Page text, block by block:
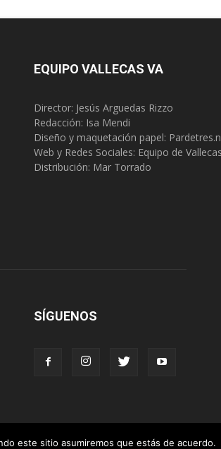
EQUIPO VALLECAS VA
Director: Jesús Arguedas Rizzo
Redacción: Isa Mendi
Diseño y maquetación papel:
Web y Redes Sociales: Equipo de
Distribución: Mar Torrado
SÍGUENOS
este sitio asumiremos que estás de acuerdo.